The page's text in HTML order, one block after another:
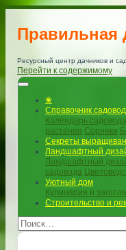
Правильная
Ресурсный центр дачников и
Перейти к содержимому
❀
Справочник
Календарь садовода
растения Сорняки
Секреты
Ландшафтный
Ландшафтный
садовода
Уютный дом
Кулинария и
Строительство и